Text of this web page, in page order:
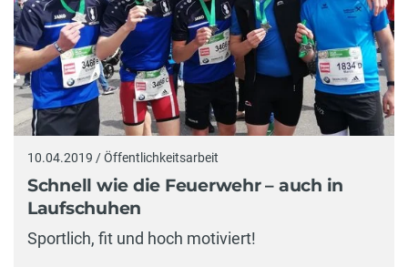
10.04.2019 / Öffentlichkeitsarbeit
Schnell wie die Feuerwehr – auch in
Laufschuhen
Sportlich, fit und hoch motiviert!